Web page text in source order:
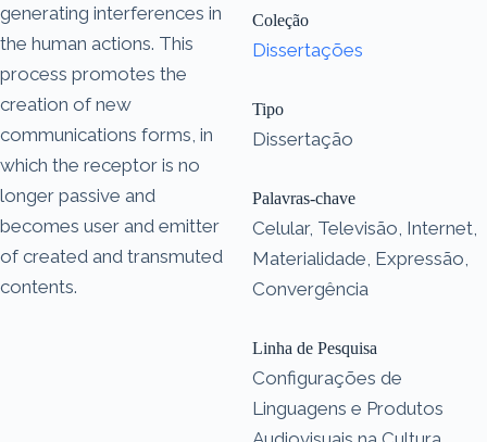
generating interferences in
the human actions. This
process promotes the
creation of new
communications forms, in
which the receptor is no
longer passive and
becomes user and emitter
of created and transmuted
contents.
Coleção
Dissertações
Tipo
Dissertação
Palavras-chave
Celular, Televisão, Internet,
Materialidade, Expressão,
Convergência
Linha de Pesquisa
Configurações de
Linguagens e Produtos